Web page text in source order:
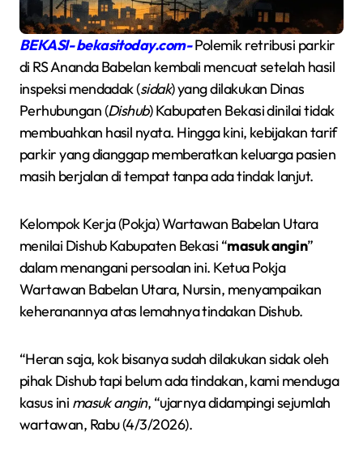
BEKASI- bekasitoday.com-Polemik retribusi parkir
di RS Ananda Babelan kembali mencuat setelah hasil
inspeksi mendadak (sidak) yang dilakukan Dinas
Perhubungan (Dishub) Kabupaten Bekasi dinilai tidak
membuahkan hasil nyata. Hingga kini, kebijakan tarif
parkir yang dianggap memberatkan keluarga pasien
masih berjalan di tempat tanpa ada tindak lanjut.
Kelompok Kerja (Pokja) Wartawan Babelan Utara
menilai Dishub Kabupaten Bekasi “masuk angin”
dalam menangani persoalan ini. Ketua Pokja
Wartawan Babelan Utara, Nursin, menyampaikan
keheranannya atas lemahnya tindakan Dishub.
“Heran saja, kok bisanya sudah dilakukan sidak oleh
pihak Dishub tapi belum ada tindakan, kami menduga
kasus ini masuk angin, “ujarnya didampingi sejumlah
wartawan, Rabu (4/3/2026).